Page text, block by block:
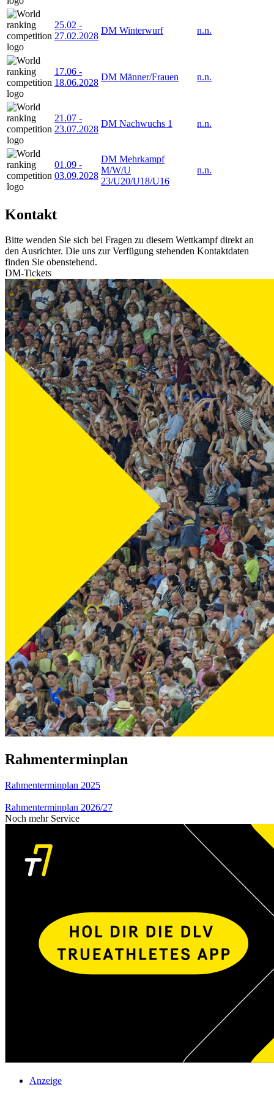
25.02 -
27.02.2028
DM Winterwurf n.n.
17.06 -
18.06.2028
DM Männer/Frauen n.n.
21.07 -
23.07.2028
DM Nachwuchs 1 n.n.
01.09 -
03.09.2028
DM Mehrkampf
M/W/U
23/U20/U18/U16
n.n.
Kontakt
Bitte wenden Sie sich bei Fragen zu diesem Wettkampf direkt an
den Ausrichter. Die uns zur Verfügung stehenden Kontaktdaten
finden Sie obenstehend.
DM-Tickets
Rahmenterminplan
Rahmenterminplan 2025
Rahmenterminplan 2026/27
Noch mehr Service
Anzeige